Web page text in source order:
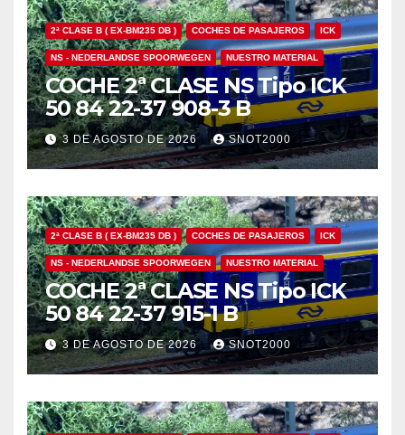
2ª CLASE B ( EX-BM235 DB ) COCHES DE PASAJEROS ICK
NS - NEDERLANDSE SPOORWEGEN NUESTRO MATERIAL
COCHE 2ª CLASE NS Tipo ICK
50 84 22-37 908-3 B
3 DE AGOSTO DE 2026 SNOT2000
2ª CLASE B ( EX-BM235 DB ) COCHES DE PASAJEROS ICK
NS - NEDERLANDSE SPOORWEGEN NUESTRO MATERIAL
COCHE 2ª CLASE NS Tipo ICK
50 84 22-37 915-1 B
3 DE AGOSTO DE 2026 SNOT2000